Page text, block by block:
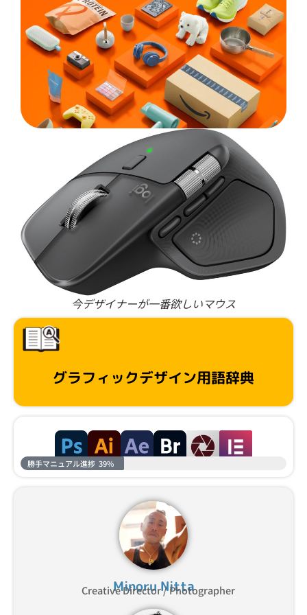
今デザイナーが一番欲しいマウス
グラフィックデザイン用語辞典
勝手マニュアル進捗 39%
Minoru Nitta
Creative Director / Photographer